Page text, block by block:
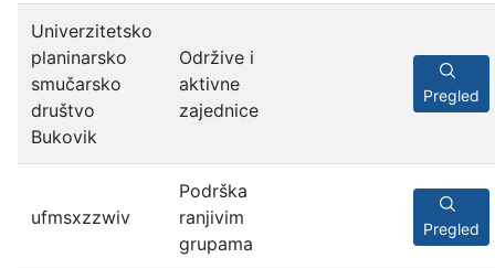
Univerzitetsko
planinarsko
smučarsko
društvo
Bukovik
Održive i
aktivne
zajednice
Pregled
ufmsxzzwiv
Podrška
ranjivim
grupama
Pregled